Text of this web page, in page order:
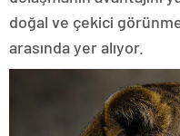
doğal ve çekici
arasında yer alıyor.